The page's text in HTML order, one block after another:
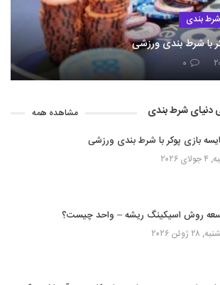
بندی
با شرط بندی ورزشی
۰
دنیای شرط بندی مشاهده همه
بازی پوکر با شرط بندی ورزشی
۲۰۲۶
روش اسیکینگ ریشه – واحد چیست؟
ژوئن ۲۰۲۶